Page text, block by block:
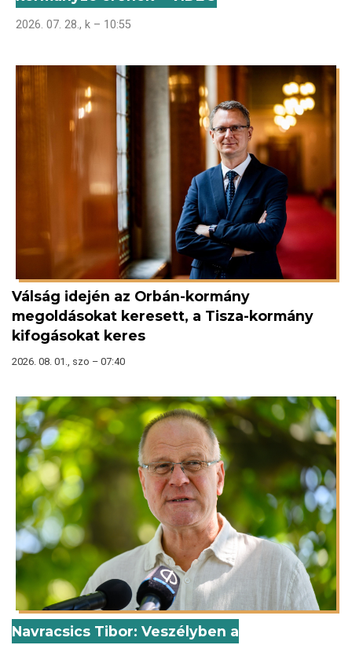
2026. 07. 28., k – 10:55
Válság idején az Orbán-kormány
megoldásokat keresett, a Tisza-kormány
kifogásokat keres
2026. 08. 01., szo – 07:40
Navracsics Tibor: Veszélyben a